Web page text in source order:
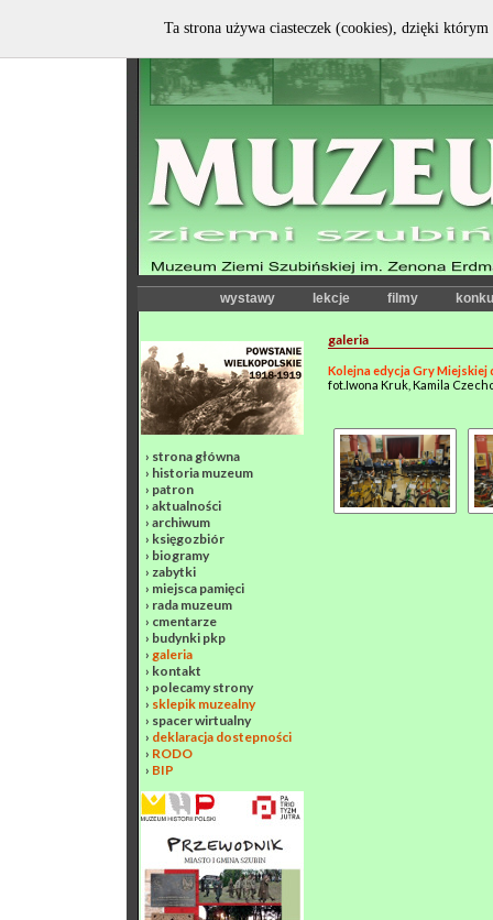
wystawy lekcje filmy
› strona główna
› historia muzeum
› patron
› aktualności
› archiwum
› księgozbiór
› biogramy
› zabytki
› miejsca pamięci
› rada muzeum
› cmentarze
› budynki pkp
› galeria
› kontakt
› polecamy strony
› sklepik muzealny
› spacer wirtualny
› deklaracja dostepności
› RODO
› BIP
galeria
Kolejna edycja Gry Miejskiej
fot.Iwona Kruk, Kamila
Ta strona używa ciasteczek (cookies), dzięki